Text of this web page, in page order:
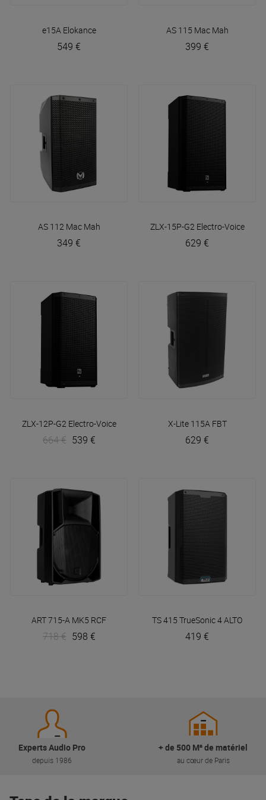
e15A Elokance
549 €
AS 115 Mac Mah
399 €
AS 112 Mac Mah
349 €
ZLX-15P-G2 Electro-Voice
629 €
ZLX-12P-G2 Electro-Voice
664 € 539 €
X-Lite 115A FBT
629 €
ART 715-A MK5 RCF
718 € 598 €
TS 415 TrueSonic 4ALTO
419 €
Experts Audio Pro
depuis 1986
+ de 500 M² de matériel
au cœur de Paris